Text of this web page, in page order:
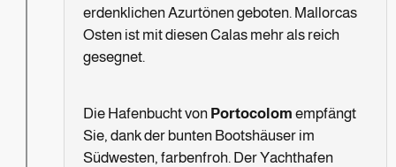
erdenklichen Azurtönen geboten. Mallorcas
Osten ist mit diesen Calas mehr als reich
gesegnet.
Die Hafenbucht von Portocolom empfängt
Sie, dank der bunten Bootshäuser im
Südwesten, farbenfroh. Der Yachthafen